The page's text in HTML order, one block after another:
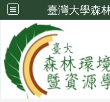
臺灣大學森
系所成員
系所成員